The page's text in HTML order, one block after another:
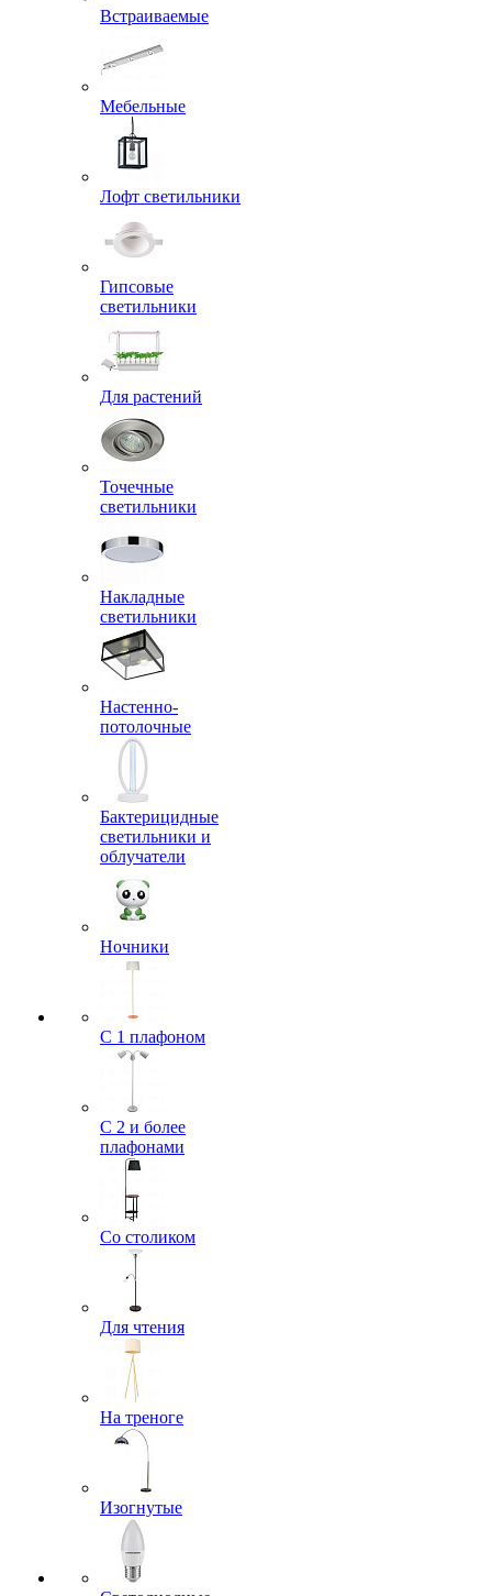
Встраиваемые
Мебельные
Лофт светильники
Гипсовые
светильники
Для растений
Точечные
светильники
Накладные
светильники
Настенно-
потолочные
Бактерицидные
светильники и
облучатели
Ночники
С 1 плафоном
С 2 и более
плафонами
Со столиком
Для чтения
На треноге
Изогнутые